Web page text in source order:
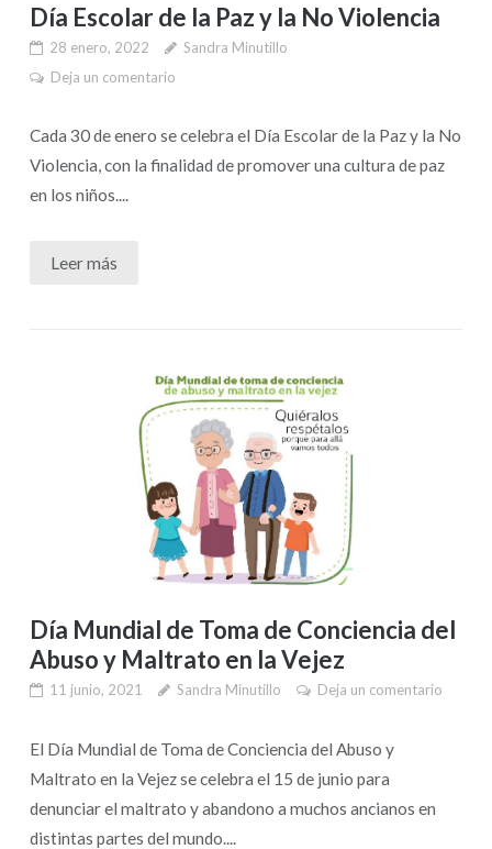
Día Escolar de la Paz y la No Violencia
28 enero, 2022
Sandra Minutillo
Deja un comentario
Cada 30 de enero se celebra el Día Escolar de la Paz y la No
Violencia, con la finalidad de promover una cultura de paz
en los niños....
Leer más
Día Mundial de Toma de Conciencia del
Abuso y Maltrato en la Vejez
11 junio, 2021 Sandra Minutillo Deja un comentario
El Día Mundial de Toma de Conciencia del Abuso y
Maltrato en la Vejez se celebra el 15 de junio para
denunciar el maltrato y abandono a muchos ancianos en
distintas partes del mundo....